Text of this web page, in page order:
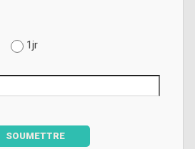
1jr
SOUMETTRE